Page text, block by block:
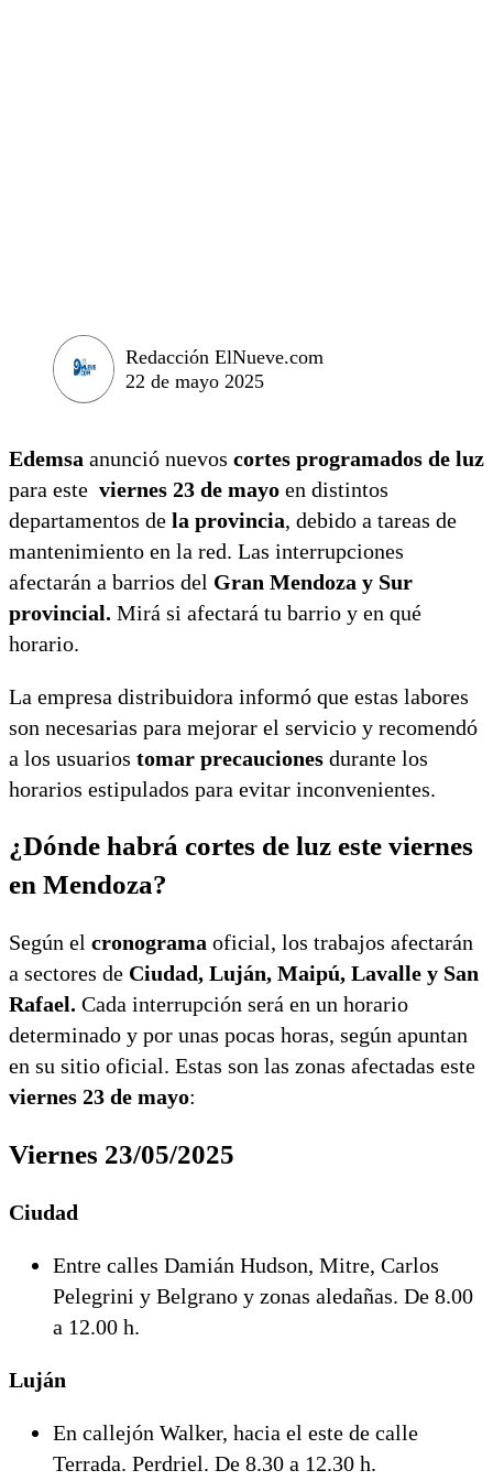
Redacción ElNueve.com
22 de mayo 2025
Edemsa anunció nuevos cortes programados de luz
para este viernes 23 de mayo en distintos
departamentos de la provincia, debido a tareas de
mantenimiento en la red. Las interrupciones
afectarán a barrios del Gran Mendoza y Sur
provincial. Mirá si afectará tu barrio y en qué
horario.
La empresa distribuidora informó que estas labores
son necesarias para mejorar el servicio y recomendó
a los usuarios tomar precauciones durante los
horarios estipulados para evitar inconvenientes.
¿Dónde habrá cortes de luz este viernes
en Mendoza?
Según el cronograma oficial, los trabajos afectarán
a sectores de Ciudad, Luján, Maipú, Lavalle y San
Rafael. Cada interrupción será en un horario
determinado y por unas pocas horas, según apuntan
en su sitio oficial. Estas son las zonas afectadas este
viernes 23 de mayo:
Viernes 23/05/2025
Ciudad
Entre calles Damián Hudson, Mitre, Carlos
Pelegrini y Belgrano y zonas aledañas. De 8.00
a 12.00 h.
Luján
En callejón Walker, hacia el este de calle
Terrada. Perdriel. De 8.30 a 12.30 h.